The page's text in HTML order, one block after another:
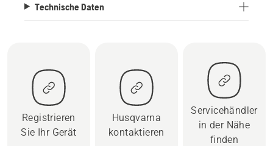
Technische Daten
Registrieren
Sie Ihr Gerät
Husqvarna
kontaktieren
Servicehändler
in der Nähe
finden